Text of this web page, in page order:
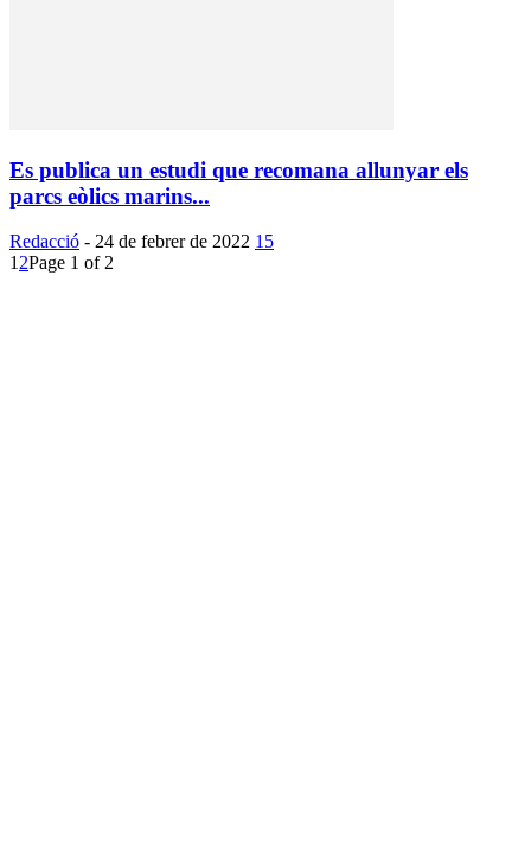
Es publica un estudi que recomana allunyar els
parcs eòlics marins...
Redacció - 24 de febrer de 2022 15
1 2Page 1 of 2